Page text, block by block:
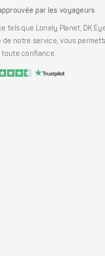
par les voyageurs
que Lonely Planet, DK
notre service, vous
toute confiance.